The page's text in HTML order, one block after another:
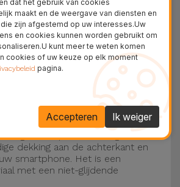
met de
hoesjes hebben een
constructie met een
om ongelukken en
laag van Liquid Silicone geeft de
dekking aan de achterkant en
smartphone. Het is een
met een niet-glijdende
dat het gebruik van cookies
maakt en de weergave van diensten en
zijn afgestemd op uw interesses.Uw
en cookies kunnen worden gebruikt om
kunt meer te weten komen
cookies of uw keuze op elk moment
pagina.
Ik weiger
Accepteren